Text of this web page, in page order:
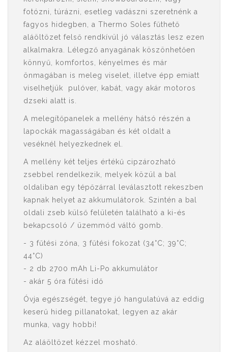
fotózni, túrázni, esetleg vadászni szeretnénk a
fagyos hidegben, a Thermo Soles fűthető
aláöltözet felső rendkívül jó választás lesz ezen
alkalmakra. Lélegző anyagának köszönhetően
könnyű, komfortos, kényelmes és már
önmagában is meleg viselet, illetve épp emiatt
viselhetjük pulóver, kabát, vagy akár motoros
dzseki alatt is.
A melegítőpanelek a mellény hátsó részén a
lapockák magasságában és két oldalt a
veséknél helyezkednek el.
A mellény két teljes értékű cipzározható
zsebbel rendelkezik, melyek közül a bal
oldaliban egy tépőzárral leválasztott rekeszben
kapnak helyet az akkumulátorok. Szintén a bal
oldali zseb külső felületén található a ki-és
bekapcsoló / üzemmód váltó gomb.
- 3 fűtési zóna, 3 fűtési fokozat (34°C; 39°C;
44°C)
- 2 db 2700 mAh Li-Po akkumulátor
- akár 5 óra fűtési idő
Óvja egészségét, tegye jó hangulatúvá az eddig
keserű hideg pillanatokat, legyen az akár
munka, vagy hobbi!
Az aláöltözet kézzel mosható.